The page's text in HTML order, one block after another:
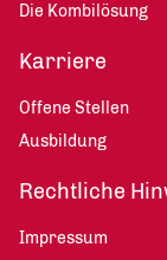
Die Kombilösung
Karriere
Offene Stellen
Ausbildung
Rechtliche
Impressum